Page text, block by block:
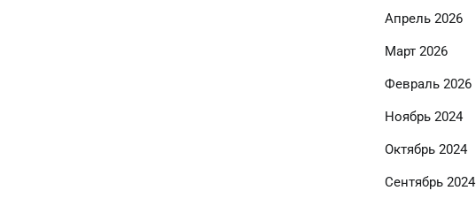
Апрель 2026
Март 2026
Февраль 2026
Ноябрь 2024
Октябрь 2024
Сентябрь 2024